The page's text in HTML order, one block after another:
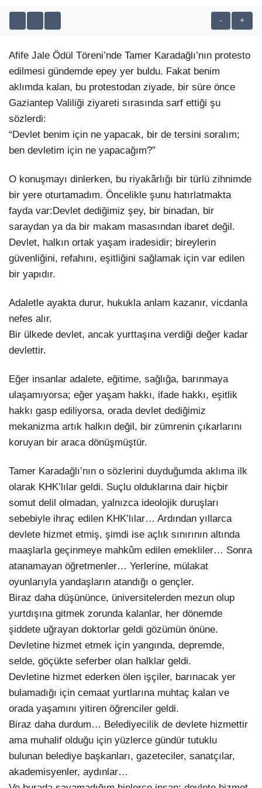
Instagram
- +
Afife Jale Ödül Töreni’nde Tamer Karadağlı’nın protesto
edilmesi gündemde epey yer buldu. Fakat benim
aklımda kalan, bu protestodan ziyade, bir süre önce
Gaziantep Valiliği ziyareti sırasında sarf ettiği şu
sözlerdi:
“Devlet benim için ne yapacak, bir de tersini soralım;
ben devletim için ne yapacağım?”
O konuşmayı dinlerken, bu riyakârlığı bir türlü zihnimde
bir yere oturtamadım. Öncelikle şunu hatırlatmakta
fayda var:Devlet dediğimiz şey, bir binadan, bir
saraydan ya da bir makam masasından ibaret değil.
Devlet, halkın ortak yaşam iradesidir; bireylerin
güvenliğini, refahını, eşitliğini sağlamak için var edilen
bir yapıdır.
Adaletle ayakta durur, hukukla anlam kazanır, vicdanla
nefes alır.
Bir ülkede devlet, ancak yurttaşına verdiği değer kadar
devlettir.
Eğer insanlar adalete, eğitime, sağlığa, barınmaya
ulaşamıyorsa; eğer yaşam hakkı, ifade hakkı, eşitlik
hakkı gasp ediliyorsa, orada devlet dediğimiz
mekanizma artık halkın değil, bir zümrenin çıkarlarını
koruyan bir araca dönüşmüştür.
Tamer Karadağlı’nın o sözlerini duyduğumda aklıma ilk
olarak KHK’lılar geldi. Suçlu olduklarına dair hiçbir
somut delil olmadan, yalnızca ideolojik duruşları
sebebiyle ihraç edilen KHK’lılar… Ardından yıllarca
devlete hizmet etmiş, şimdi ise açlık sınırının altında
maaşlarla geçinmeye mahkûm edilen emekliler… Sonra
atanamayan öğretmenler… Yerlerine, mülakat
oyunlarıyla yandaşların atandığı o gençler.
Biraz daha düşününce, üniversitelerden mezun olup
yurtdışına gitmek zorunda kalanlar, her dönemde
şiddete uğrayan doktorlar geldi gözümün önüne.
Devletine hizmet etmek için yangında, depremde,
selde, göçükte seferber olan halklar geldi.
Devletine hizmet ederken ölen işçiler, barınacak yer
bulamadığı için cemaat yurtlarına muhtaç kalan ve
orada yaşamını yitiren öğrenciler geldi.
Biraz daha durdum… Belediyecilik de devlete hizmettir
ama muhalif olduğu için yüzlerce gündür tutuklu
bulunan belediye başkanları, gazeteciler, sanatçılar,
akademisyenler, aydınlar…